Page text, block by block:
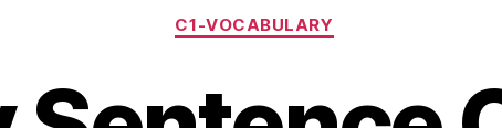
Categories
C1-VOCABULARY